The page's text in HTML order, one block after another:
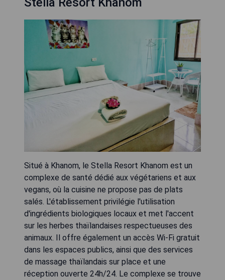
Situé à Khanom, le Stella Resort Khanom est un
complexe de santé dédié aux végétariens et aux
vegans, où la cuisine ne propose pas de plats
salés. L'établissement privilégie l'utilisation
d'ingrédients biologiques locaux et met l'accent
sur les herbes thaïlandaises respectueuses des
animaux. Il offre également un accès Wi-Fi gratuit
dans les espaces publics, ainsi que des services
de massage thaïlandais sur place et une
réception ouverte 24h/24. Le complexe se trouve